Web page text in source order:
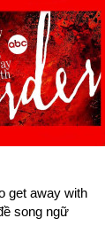
get away with
song ngữ